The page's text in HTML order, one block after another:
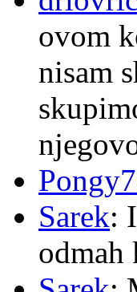
ovom
nisam
Sarek:
odmah